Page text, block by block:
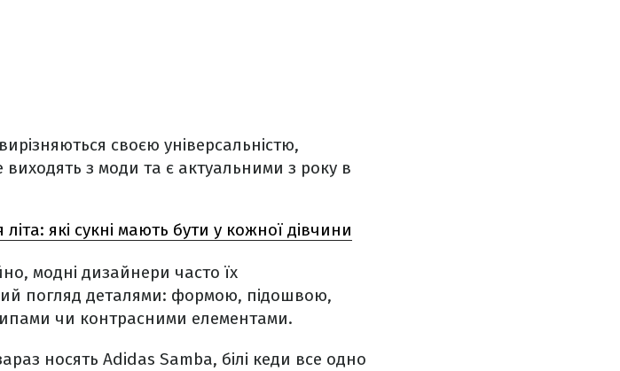
своєю універсальністю,
з моди та є актуальними з року в
які сукні мають бути у кожної дівчини
модні дизайнери часто їх
погляд деталями: формою, підошвою,
чи контрасними елементами.
носять Adidas Samba, білі кеди все одно